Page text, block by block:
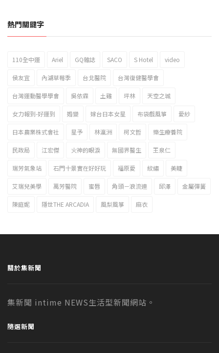
2023新北市北海岸國際風箏節「風在石起」霸氣回歸
熱門關鍵字
110全中運 Ariel GQ雜誌 SACO S Hotel video
侯友宜 內湖草莓季 台北醫院 台灣復健醫學會
台灣運動醫學學會 吳依霖 土雞 坪林 天空之城
女力報到-好運到 婚變 嫁台日本女星 布袋戲風箏 愛紗
日本農業株式會社 星予 林瀛洲 柯文哲 樂生療養院
民政局 江宏傑 火神的眼淚 無國界醫生 王泉仁
瑞芳氣象站 石門十景實在好好玩 福原愛 紋繡 美睫
艾瑞兒美學 萬芳醫院 蜜唇 角頭－浪流連 邱澤 金屬彈簧
陳庭妮 隱世THE ARCADIA 風梨風箏 麻衣
關於集新聞
集新聞 intime NEWS生活型新聞網站。
隨選新聞